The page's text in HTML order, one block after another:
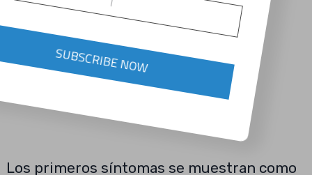
Los primeros síntomas se muestran como
SUBSCRIBE NOW